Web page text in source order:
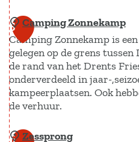
l
l
a
N
o
v
a
k
a
p
e
l
a
l
i
g
e
o
p
e
R
u
y
t
e
r
d
5 Camping Zonnekamp
Camping Zonnekamp is
gelegen op de grens
de rand van het Drents
onderverdeeld in jaar-
kampeerplaatsen. Ook
de verhuur.
C
6 Zessprong